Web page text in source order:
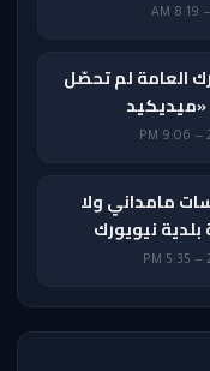
العامة لم تحصّل
مامداني ولا
نيويورك